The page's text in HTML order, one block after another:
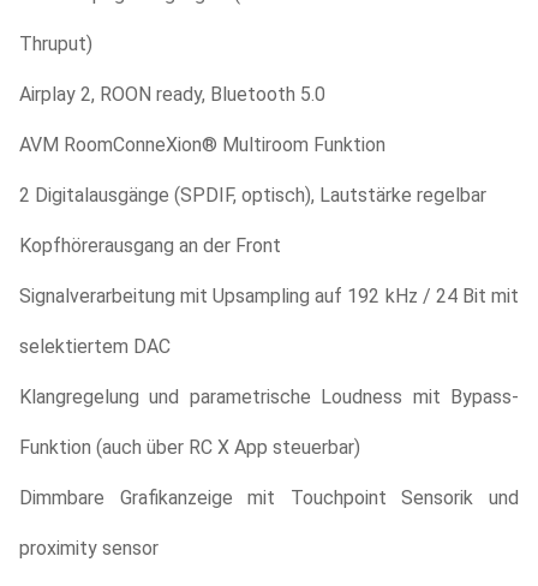
Thruput)
Airplay 2, ROON ready, Bluetooth 5.0
AVM RoomConneXion® Multiroom Funktion
2 Digitalausgänge (SPDIF, optisch), Lautstärke regelbar
Kopfhörerausgang an der Front
Signalverarbeitung mit Upsampling auf 192 kHz / 24 Bit mit
selektiertem DAC
Klangregelung und parametrische Loudness mit Bypass-
Funktion (auch über RC X App steuerbar)
Dimmbare Grafikanzeige mit Touchpoint Sensorik und
proximity sensor